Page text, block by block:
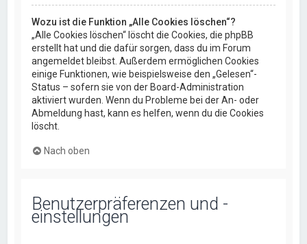
Wozu ist die Funktion „Alle Cookies löschen“?
„Alle Cookies löschen“ löscht die Cookies, die phpBB
erstellt hat und die dafür sorgen, dass du im Forum
angemeldet bleibst. Außerdem ermöglichen Cookies
einige Funktionen, wie beispielsweise den „Gelesen“-
Status – sofern sie von der Board-Administration
aktiviert wurden. Wenn du Probleme bei der An- oder
Abmeldung hast, kann es helfen, wenn du die Cookies
löscht.
Nach oben
Benutzerpräferenzen und -
einstellungen